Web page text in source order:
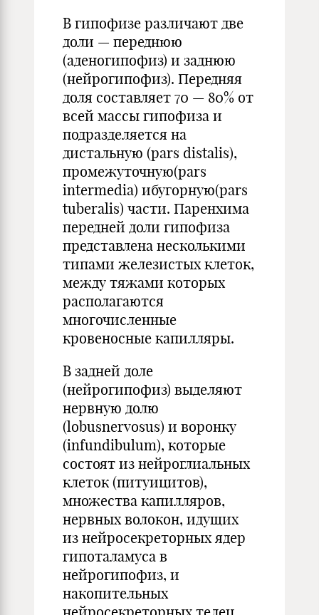
В гипофизе различают две
доли — переднюю
(аденогипофиз) и заднюю
(нейрогипофиз). Передняя
доля составляет 70 — 80% от
всей массы гипофиза и
подразделяется на
дистальную (pars distalis),
промежуточную(pars
intermedia) ибугорную(pars
tuberalis) части. Паренхима
передней доли гипофиза
представлена несколькими
типами железистых клеток,
между тяжами которых
располагаются
многочисленные
кровеносные капилляры.
В задней доле
(нейрогипофиз) выделяют
нервную долю
(lobusnervosus) и воронку
(infundibulum), которые
состоят из нейроглиальных
клеток (питуицитов),
множества капилляров,
нервных волокон, идущих
из нейросекреторных ядер
гипоталамуса в
нейрогипофиз, и
накопительных